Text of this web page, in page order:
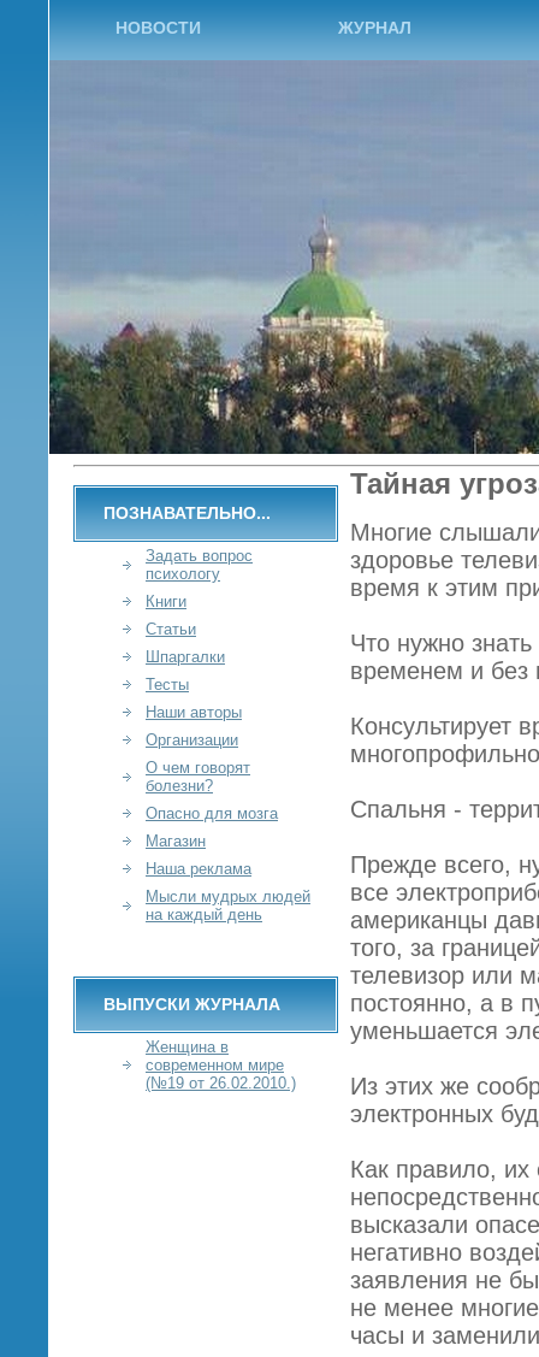
НОВОСТИ ЖУРНАЛ
Тайная
Многие слышали
здоровье
время к этим
Что нужно
временем и без
Консультирует
Спальня -
Прежде всего,
все
американцы
того, за
телевизор или
постоянно, а в
уменьшается
Из этих же
электронных
Как правило, их
высказали
негативно
заявления не
не менее
часы и
ПОЗНАВАТЕЛЬНО...
Задать вопрос
психологу
Книги
Статьи
Шпаргалки
Тесты
Наши авторы
Организации
О чем говорят
болезни?
Опасно для мозга
Магазин
Наша реклама
Мысли мудрых людей
на каждый день
ВЫПУСКИ ЖУРНАЛА
Женщина в
современном мире
(№19 от 26.02.2010.)